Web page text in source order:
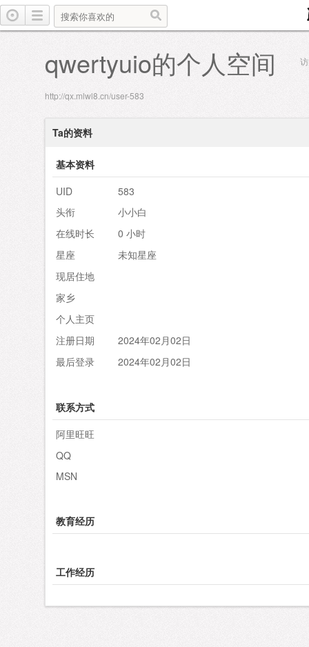
qwertyuio的个人空间
http://qx.mlwl8.cn/user-583
Ta的资料
基本资料
UID
583
头衔
小小白
在线时长
0 小时
星座
未知星座
现居住地
家乡
个人主页
注册日期
2024年02月02日
最后登录
2024年02月02日
联系方式
阿里旺旺
QQ
MSN
教育经历
工作经历